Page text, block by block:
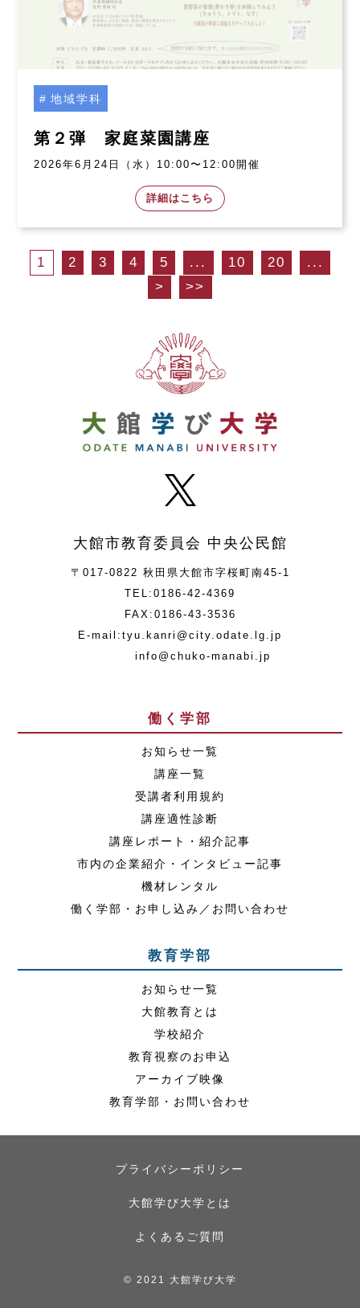
地域学科
第２弾 家庭菜園講座
2026年6月24日（水）10:00〜12:00開催
詳細はこちら
1 2 3 4 5 ... 10 20
...
>
>>
大館市教育委員会 中央公民館
〒017-0822 秋田県大館市字桜町南45-1
TEL:0186-42-4369
FAX:0186-43-3536
E-mail:tyu.kanri@city.odate.lg.jp
info@chuko-manabi.jp
働く学部
お知らせ一覧
講座一覧
受講者利用規約
講座適性診断
講座レポート・紹介記事
市内の企業紹介・インタビュー記事
機材レンタル
働く学部・お申し込み／お問い合わせ
教育学部
お知らせ一覧
大館教育とは
学校紹介
教育視察のお申込
アーカイブ映像
教育学部・お問い合わせ
プライバシーポリシー
大館学び大学とは
よくあるご質問
© 2021 大館学び大学